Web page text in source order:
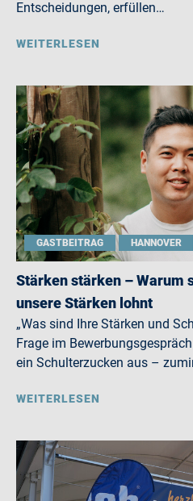
Entscheidungen, erfüllen…
WEITERLESEN
GASTBEITRAG HANNOVER
Stärken stärken – Warum
unsere Stärken lohnt
„Was sind Ihre Stärken und
Frage im
ein Schulterzucken aus –
WEITERLESEN